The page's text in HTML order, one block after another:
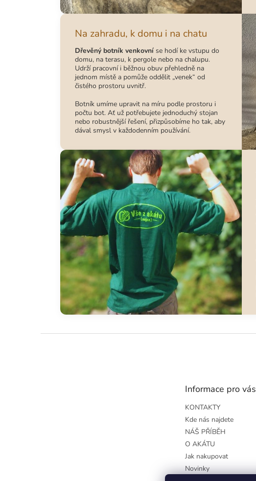
Na zahradu, k domu i na chatu
Dřevěný botník venkovní se hodí ke vstupu do
domu, na terasu, k pergole nebo na chalupu.
Udrží pracovní i běžnou obuv přehledně na
jednom místě a pomůže oddělit „venek“ od
čistého prostoru uvnitř.
Botník umíme upravit na míru podle prostoru i
počtu bot. Ať už potřebujete jednoduchý stojan
nebo robustnější řešení, přizpůsobíme ho tak, aby
dával smysl v každodenním používání.
Informace pro vás
KONTAKTY
Kde nás najdete
NÁŠ PŘÍBĚH
O AKÁTU
Jak nakupovat
Novinky